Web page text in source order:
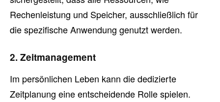
Rechenleistung und Speicher, ausschließlich für
die spezifische Anwendung genutzt werden.
2. Zeitmanagement
Im persönlichen Leben kann die dedizierte
Zeitplanung eine entscheidende Rolle spielen.